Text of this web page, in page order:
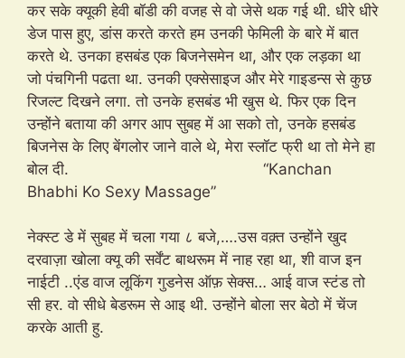
कर सके क्यूकी हेवी बॉडी की वजह से वो जेसे थक गई थी. धीरे धीरे
डेज पास हुए, डांस करते करते हम उनकी फेमिली के बारे में बात
करते थे. उनका हसबंड एक बिजनेसमेन था, और एक लड़का था
जो पंचगिनी पढता था. उनकी एक्सेसाइज और मेरे गाइडन्स से कुछ
रिजल्ट दिखने लगा. तो उनके हसबंड भी खुस थे. फिर एक दिन
उन्होंने बताया की अगर आप सुबह में आ सको तो, उनके हसबंड
बिजनेस के लिए बेंगलोर जाने वाले थे, मेरा स्लॉट फ्री था तो मेने हा
बोल दी. “Kanchan
Bhabhi Ko Sexy Massage”
नेक्स्ट डे में सुबह में चला गया ८ बजे,….उस वक़्त उन्होंने खुद
दरवाज़ा खोला क्यू की सर्वेंट बाथरूम में नाह रहा था, शी वाज इन
नाईटी ..एंड वाज लूकिंग गुडनेस ऑफ़ सेक्स… आई वाज स्टंड तो
सी हर. वो सीधे बेडरूम से आइ थी. उन्होंने बोला सर बेठो में चेंज
करके आती हु.